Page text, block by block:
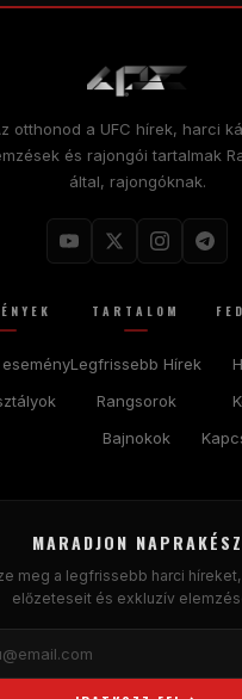
otthonod a UFC hírek, harci
és rajongói tartalmak
által, rajongóknak.
TARTALOM
Legfrissebb Hírek
Rangsorok
Bajnokok
MARADJON NAPRAKÉSZ
meg a legfrissebb harci
előzeteseit és exkluzív